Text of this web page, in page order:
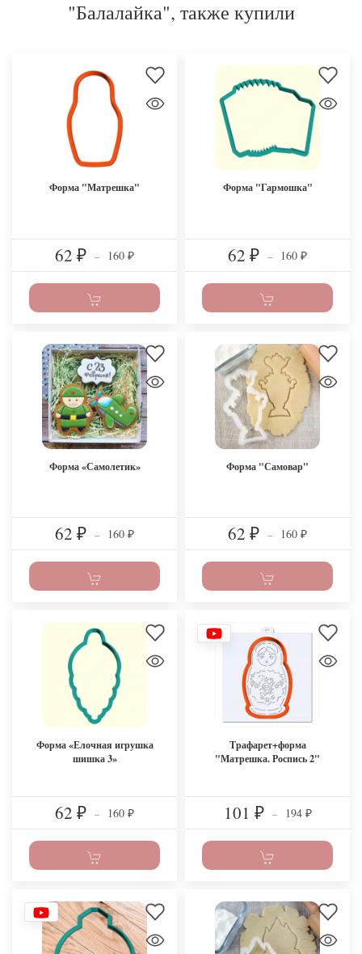
"Балалайка", также купили
Форма "Матрешка"
62 ₽ – 160 ₽
Форма "Гармошка"
62 ₽ – 160 ₽
Форма «Самолетик»
62 ₽ – 160 ₽
Форма "Самовар"
62 ₽ – 160 ₽
Форма «Елочная игрушка
шишка 3»
62 ₽ – 160 ₽
Трафарет+форма
"Матрешка. Роспись 2"
101 ₽ – 194 ₽